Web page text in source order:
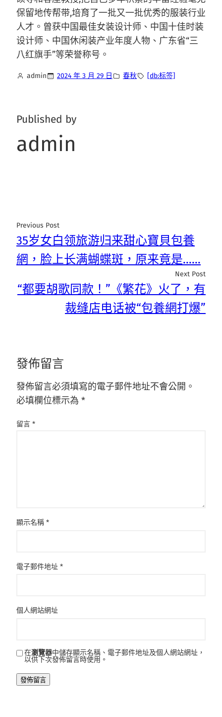
保留地传帮带,培育了一批又一批优秀的服装行业
人才。曾获中国最佳女装设计师、中国十佳时装
设计师、中国休闲装产业年度人物、广东省“三
八红旗手”等荣誉称号。
admin 2024 年 3 月 29 日 春秋 [db:标签]
Published by
admin
Previous Post
35岁女白领旅游归来甜心寶貝包養
網，脸上长满蝴蝶斑，原来竟是……
Next Post
“都要胡歌同款！”《繁花》火了，有
裁缝店电话被“包養網打爆”
發佈留言
發佈留言必須填寫的電子郵件地址不會公開。
必填欄位標示為 *
留言 *
顯示名稱 *
電子郵件地址 *
個人網站網址
在瀏覽器中儲存顯示名稱、電子郵件地址及個人網站網址，
以供下次發佈留言時使用。